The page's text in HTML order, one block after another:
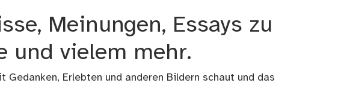
Meinungen, Essays zu
und vielem mehr.
Erlebten und anderen Bildern schaut und das